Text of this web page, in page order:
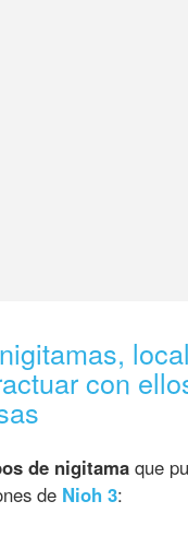
con
de nigitama que
de Nioh 3: